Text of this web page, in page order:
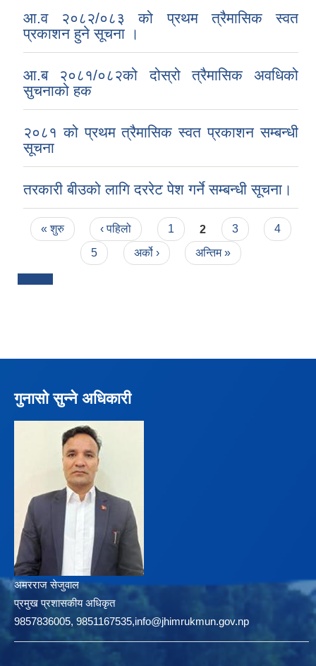
आ.व २०८२/०८३ को प्रथम त्रैमासिक स्वत
प्रकाशन हुने सूचना ।
आ.ब २०८१/०८२को दोस्रो त्रैमासिक अवधिको
सुचनाको हक
२०८१ को प्रथम त्रैमासिक स्वत प्रकाशन सम्बन्धी
सूचना
तरकारी बीउको लागि दररेट पेश गर्ने सम्बन्धी सूचना।
Pages
« शुरु ‹ पहिलो 1 2 3
4
5
अर्को › अन्तिम »
गुनासो सुन्ने अधिकारी
अमरराज सेजुवाल
प्रमुख प्रशासकीय अधिकृत
9857836005, 9851167535,info@jhimrukmun.gov.np